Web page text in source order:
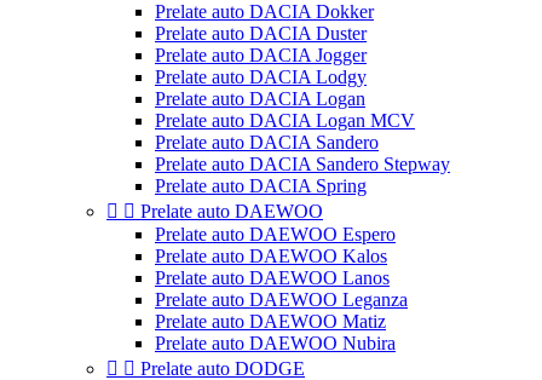
Prelate auto DACIA Dokker
Prelate auto DACIA Duster
Prelate auto DACIA Jogger
Prelate auto DACIA Lodgy
Prelate auto DACIA Logan
Prelate auto DACIA Logan MCV
Prelate auto DACIA Sandero
Prelate auto DACIA Sandero Stepway
Prelate auto DACIA Spring
  Prelate auto DAEWOO
Prelate auto DAEWOO Espero
Prelate auto DAEWOO Kalos
Prelate auto DAEWOO Lanos
Prelate auto DAEWOO Leganza
Prelate auto DAEWOO Matiz
Prelate auto DAEWOO Nubira
  Prelate auto DODGE